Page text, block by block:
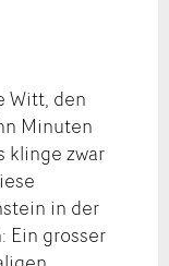
Witt, den
Minuten
klinge zwar
in der
Ein grosser